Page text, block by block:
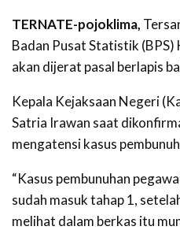
TERNATE-pojoklima,
Badan Pusat Statistik
akan dijerat pasal berlapis
Kepala Kejaksaan Negeri
Satria Irawan saat
mengatensi kasus
“Kasus pembunuhan
sudah masuk tahap 1,
melihat dalam berkas itu